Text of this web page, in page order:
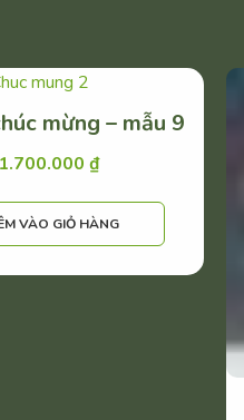
mừng – mẫu 9
1.700.000 ₫
VÀO GIỎ HÀNG